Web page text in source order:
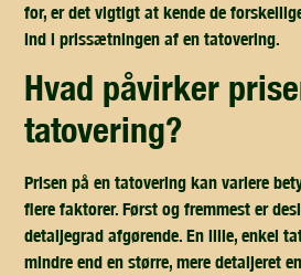
for, er det vigtigt at kende de
ind i prissætningen af en tatovering.
hvad påvirker prisen på en
tatovering?
Prisen på en tatovering kan variere
flere faktorer. Først og fremmest er
detaljegrad afgørende. En lille, enkel
mindre end en større, mere detaljeret